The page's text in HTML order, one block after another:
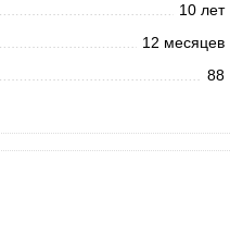
10 лет
12 месяцев
88